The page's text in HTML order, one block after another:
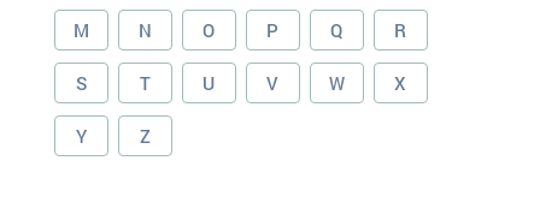
M N O P Q R
S T U V W X
Y Z